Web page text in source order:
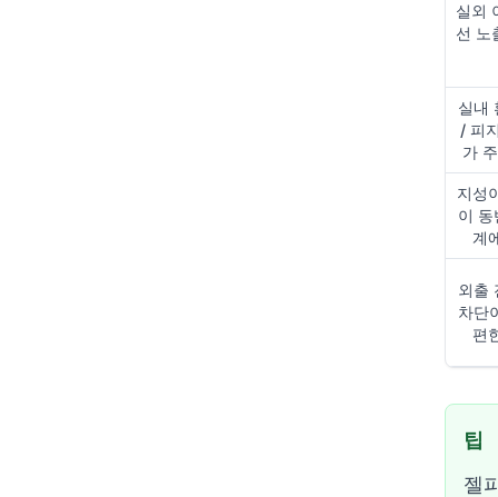
실외
선 노
실내
/ 피
가
지성
이
계
외출
차단
편
팁
젤